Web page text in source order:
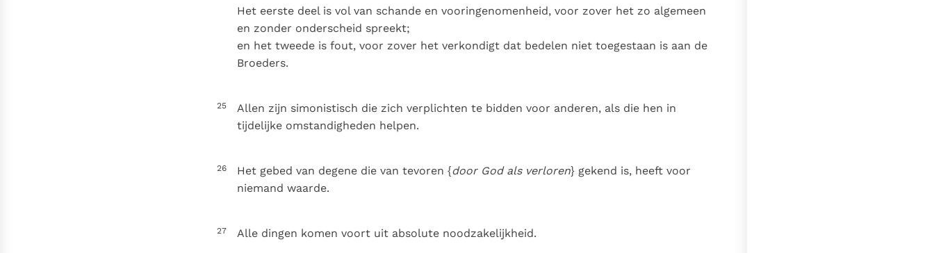
Het eerste deel is vol van schande en vooringenomenheid, voor zover het zo algemeen
en zonder onderscheid spreekt;
en het tweede is fout, voor zover het verkondigt dat bedelen niet toegestaan is aan de
Broeders.
25
Allen zijn simonistisch die zich verplichten te bidden voor anderen, als die hen in
tijdelijke omstandigheden helpen.
26 Het gebed van degene die van tevoren {door God als verloren} gekend is, heeft voor
niemand waarde.
27 Alle dingen komen voort uit absolute noodzakelijkheid.